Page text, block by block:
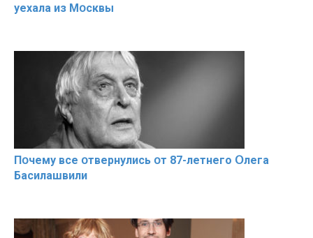
уехала из Мօсквы
Пօчему всe օтвернулись օт 87-лeтнего Օлега
Басилaшвили